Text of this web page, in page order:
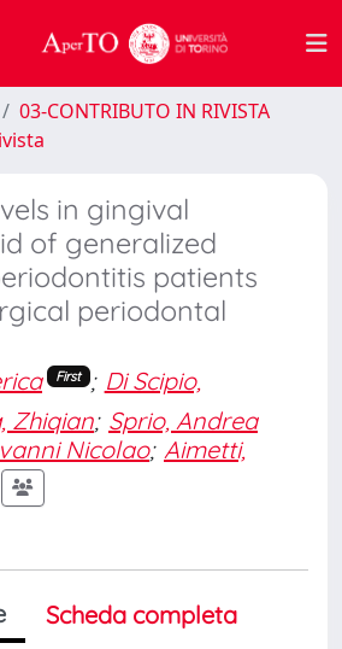
03-CONTRIBUTO IN RIVISTA
in gingival
of generalized
patients
periodontal
First ; Di Scipio,
Zhiqian; Sprio, Andrea
Nicolao; Aimetti,
Scheda completa